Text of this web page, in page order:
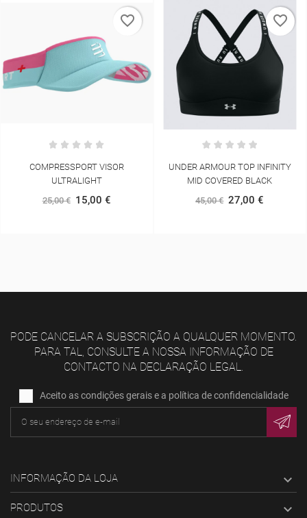
UNDER ARMOUR TOP INFINITY
MID COVERED BLACK
45,00 € 27,00 €
favorite_border
COMPRESSPORT TRAIL RACING
OVERSHORT
80,00 € 72,00 €
favorite_border
PODE CANCELAR A SUBSCRIÇÃO A QUALQUER MOMENTO.
PARA TAL, CONSULTE A NOSSA INFORMAÇÃO DE
CONTACTO NA DECLARAÇÃO LEGAL.
Aceito as condições gerais e a política de confidencialidade
INFORMAÇÃO DA LOJA 
PRODUTOS 